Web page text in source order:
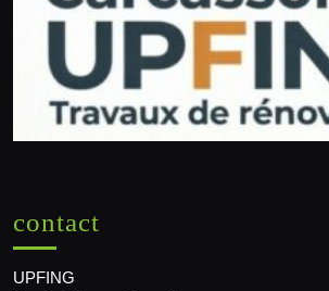
contact
UPFING